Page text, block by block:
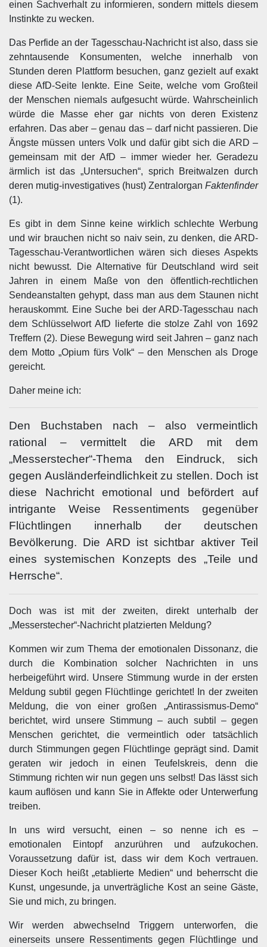
einen Sachverhalt zu informieren, sondern mittels diesem
Instinkte zu wecken.
Das Perfide an der Tagesschau-Nachricht ist also, dass sie
zehntausende Konsumenten, welche innerhalb von
Stunden deren Plattform besuchen, ganz gezielt auf exakt
diese AfD-Seite lenkte. Eine Seite, welche vom Großteil
der Menschen niemals aufgesucht würde. Wahrscheinlich
würde die Masse eher gar nichts von deren Existenz
erfahren. Das aber – genau das – darf nicht passieren. Die
Ängste müssen unters Volk und dafür gibt sich die ARD –
gemeinsam mit der AfD – immer wieder her. Geradezu
ärmlich ist das „Untersuchen“, sprich Breitwalzen durch
deren mutig-investigatives (hust) Zentralorgan Faktenfinder
(1).
Es gibt in dem Sinne keine wirklich schlechte Werbung
und wir brauchen nicht so naiv sein, zu denken, die ARD-
Tagesschau-Verantwortlichen wären sich dieses Aspekts
nicht bewusst. Die Alternative für Deutschland wird seit
Jahren in einem Maße von den öffentlich-rechtlichen
Sendeanstalten gehypt, dass man aus dem Staunen nicht
herauskommt. Eine Suche bei der ARD-Tagesschau nach
dem Schlüsselwort AfD lieferte die stolze Zahl von 1692
Treffern (2). Diese Bewegung wird seit Jahren – ganz nach
dem Motto „Opium fürs Volk“ – den Menschen als Droge
gereicht.
Daher meine ich:
Den Buchstaben nach – also vermeintlich
rational – vermittelt die ARD mit dem
„Messerstecher“-Thema den Eindruck, sich
gegen Ausländerfeindlichkeit zu stellen. Doch ist
diese Nachricht emotional und befördert auf
intrigante Weise Ressentiments gegenüber
Flüchtlingen innerhalb der deutschen
Bevölkerung. Die ARD ist sichtbar aktiver Teil
eines systemischen Konzepts des „Teile und
Herrsche“.
Doch was ist mit der zweiten, direkt unterhalb der
„Messerstecher“-Nachricht platzierten Meldung?
Kommen wir zum Thema der emotionalen Dissonanz, die
durch die Kombination solcher Nachrichten in uns
herbeigeführt wird. Unsere Stimmung wurde in der ersten
Meldung subtil gegen Flüchtlinge gerichtet! In der zweiten
Meldung, die von einer großen „Antirassismus-Demo“
berichtet, wird unsere Stimmung – auch subtil – gegen
Menschen gerichtet, die vermeintlich oder tatsächlich
durch Stimmungen gegen Flüchtlinge geprägt sind. Damit
geraten wir jedoch in einen Teufelskreis, denn die
Stimmung richten wir nun gegen uns selbst! Das lässt sich
kaum auflösen und kann Sie in Affekte oder Unterwerfung
treiben.
In uns wird versucht, einen – so nenne ich es –
emotionalen Eintopf anzurühren und aufzukochen.
Voraussetzung dafür ist, dass wir dem Koch vertrauen.
Dieser Koch heißt „etablierte Medien“ und beherrscht die
Kunst, ungesunde, ja unverträgliche Kost an seine Gäste,
Sie und mich, zu bringen.
Wir werden abwechselnd Triggern unterworfen, die
einerseits unsere Ressentiments gegen Flüchtlinge und